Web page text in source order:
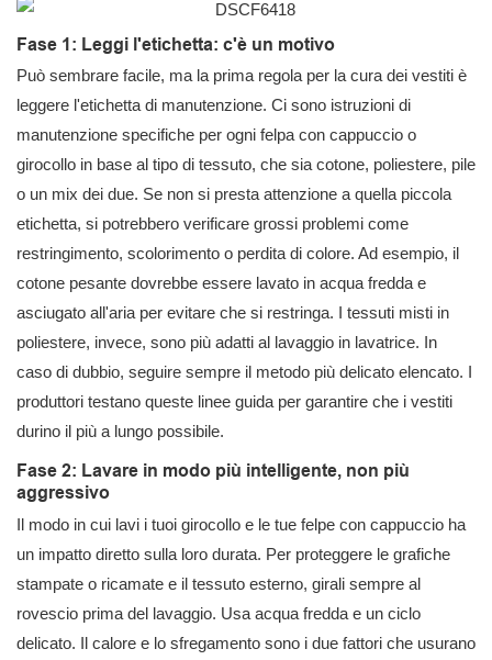
Fase 1: Leggi l'etichetta: c'è un motivo
Può sembrare facile, ma la prima regola per la cura dei vestiti è
leggere l'etichetta di manutenzione. Ci sono istruzioni di
manutenzione specifiche per ogni felpa con cappuccio o
girocollo in base al tipo di tessuto, che sia cotone, poliestere, pile
o un mix dei due. Se non si presta attenzione a quella piccola
etichetta, si potrebbero verificare grossi problemi come
restringimento, scolorimento o perdita di colore. Ad esempio, il
cotone pesante dovrebbe essere lavato in acqua fredda e
asciugato all'aria per evitare che si restringa. I tessuti misti in
poliestere, invece, sono più adatti al lavaggio in lavatrice. In
caso di dubbio, seguire sempre il metodo più delicato elencato. I
produttori testano queste linee guida per garantire che i vestiti
durino il più a lungo possibile.
Fase 2: Lavare in modo più intelligente, non più
aggressivo
Il modo in cui lavi i tuoi girocollo e le tue felpe con cappuccio ha
un impatto diretto sulla loro durata. Per proteggere le grafiche
stampate o ricamate e il tessuto esterno, girali sempre al
rovescio prima del lavaggio. Usa acqua fredda e un ciclo
delicato. Il calore e lo sfregamento sono i due fattori che usurano